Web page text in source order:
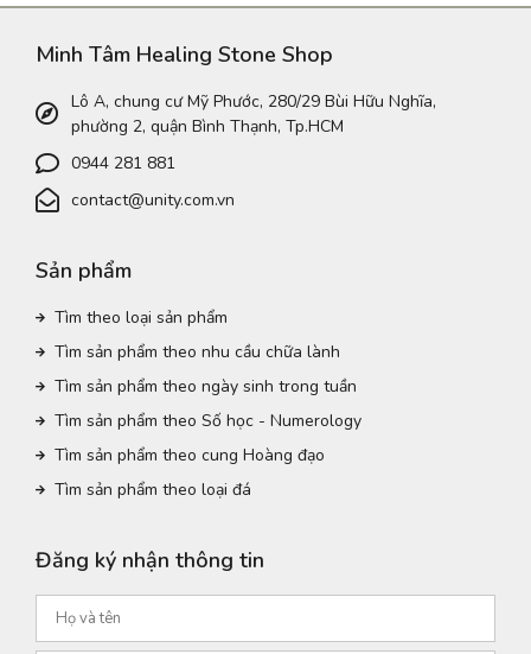
Minh Tâm Healing Stone Shop
Lô A, chung cư Mỹ Phước, 280/29 Bùi Hữu Nghĩa,
phường 2, quận Bình Thạnh, Tp.HCM
0944 281 881
contact@unity.com.vn
Sản phẩm
Tìm theo loại sản phẩm
Tìm sản phẩm theo nhu cầu chữa lành
Tìm sản phẩm theo ngày sinh trong tuần
Tìm sản phẩm theo Số học - Numerology
Tìm sản phẩm theo cung Hoàng đạo
Tìm sản phẩm theo loại đá
Đăng ký nhận thông tin